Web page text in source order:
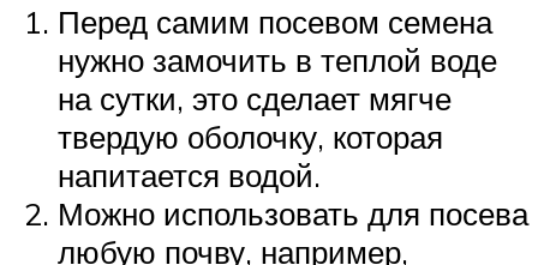
Перед самим посевом семена
нужно замочить в теплой воде
на сутки, это сделает мягче
твердую оболочку, которая
напитается водой.
Можно использовать для посева
любую почву, например,